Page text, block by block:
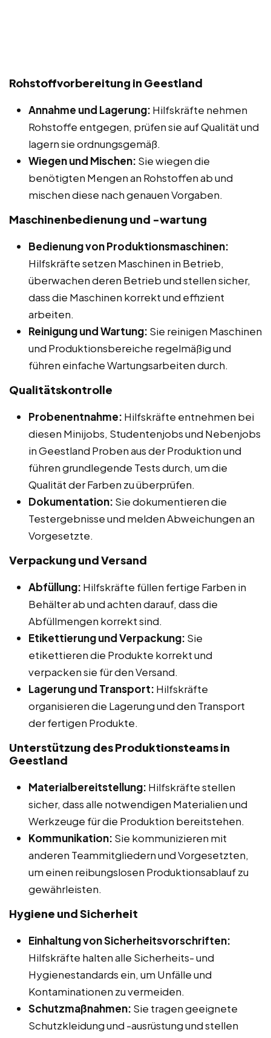
Rohstoffvorbereitung in Geestland
Annahme und Lagerung: Hilfskräfte nehmen
Rohstoffe entgegen, prüfen sie auf Qualität und
lagern sie ordnungsgemäß.
Wiegen und Mischen: Sie wiegen die
benötigten Mengen an Rohstoffen ab und
mischen diese nach genauen Vorgaben.
Maschinenbedienung und -wartung
Bedienung von Produktionsmaschinen:
Hilfskräfte setzen Maschinen in Betrieb,
überwachen deren Betrieb und stellen sicher,
dass die Maschinen korrekt und effizient
arbeiten.
Reinigung und Wartung: Sie reinigen Maschinen
und Produktionsbereiche regelmäßig und
führen einfache Wartungsarbeiten durch.
Qualitätskontrolle
Probenentnahme: Hilfskräfte entnehmen bei
diesen Minijobs, Studentenjobs und Nebenjobs
in Geestland Proben aus der Produktion und
führen grundlegende Tests durch, um die
Qualität der Farben zu überprüfen.
Dokumentation: Sie dokumentieren die
Testergebnisse und melden Abweichungen an
Vorgesetzte.
Verpackung und Versand
Abfüllung: Hilfskräfte füllen fertige Farben in
Behälter ab und achten darauf, dass die
Abfüllmengen korrekt sind.
Etikettierung und Verpackung: Sie
etikettieren die Produkte korrekt und
verpacken sie für den Versand.
Lagerung und Transport: Hilfskräfte
organisieren die Lagerung und den Transport
der fertigen Produkte.
Unterstützung des Produktionsteams in
Geestland
Materialbereitstellung: Hilfskräfte stellen
sicher, dass alle notwendigen Materialien und
Werkzeuge für die Produktion bereitstehen.
Kommunikation: Sie kommunizieren mit
anderen Teammitgliedern und Vorgesetzten,
um einen reibungslosen Produktionsablauf zu
gewährleisten.
Hygiene und Sicherheit
Einhaltung von Sicherheitsvorschriften:
Hilfskräfte halten alle Sicherheits- und
Hygienestandards ein, um Unfälle und
Kontaminationen zu vermeiden.
Schutzmaßnahmen: Sie tragen geeignete
Schutzkleidung und -ausrüstung und stellen